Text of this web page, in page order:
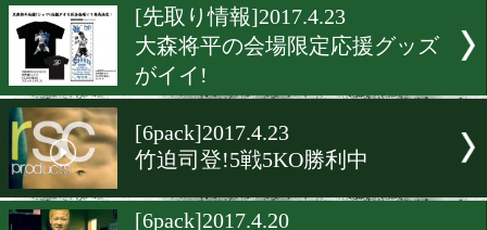
[rscproducts ]2017.5.6
内藤律樹と小浦翼と立ち話
rscproducts 東京!京口紘人